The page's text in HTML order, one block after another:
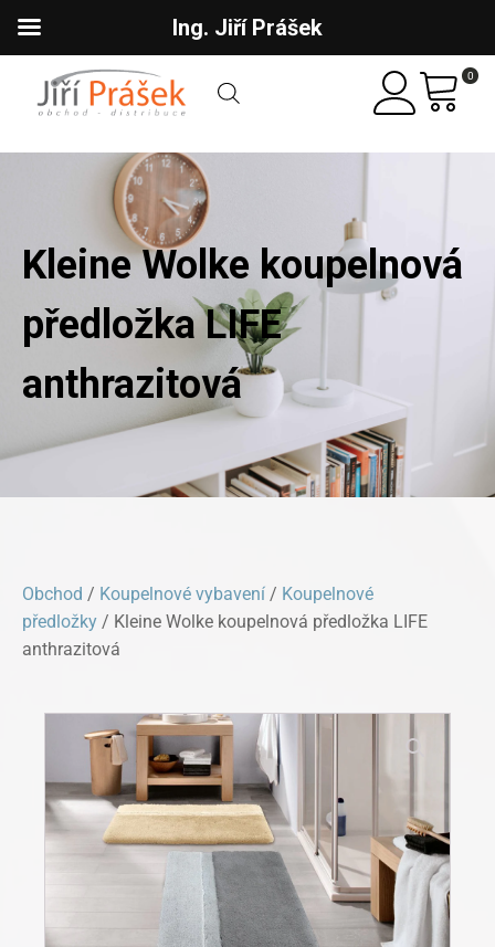
0
Kleine Wolke koupelnová
předložka LIFE
anthrazitová
Obchod / Koupelnové vybavení / Koupelnové
předložky / Kleine Wolke koupelnová předložka LIFE
anthrazitová
Ing. Jiří Prášek